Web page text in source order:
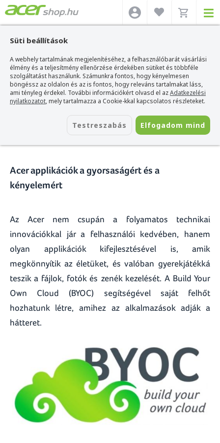
Süti beállítások
A webhely tartalmának megjelenítéséhez, a felhasználóbarát vásárlási
élmény és a teljesítmény ellenőrzése érdekében sütiket és többféle
szolgáltatást használunk. Számunkra fontos, hogy kényelmesen
böngéssz az oldalon és az is fontos, hogy releváns tartalmakat láss,
ami tényleg érdekel. További információkért olvasd el azAdatkezelési
nyilatkozatot, mely tartalmazza a Cookie-kkal kapcsolatos részleteket.
Testreszabás Elfogadom mind
Acer webshop>Hírek>Acer applikációk a gyorsaságért és a kényelemért
Acer applikációk a
gyorsaságért és a kényelemért
Acer applikációk a gyorsaságért és a
kényelemért
Az Acer nem csupán a folyamatos technikai
innovációkkal jár a felhasználói kedvében, hanem
olyan applikációk kifejlesztésével is, amik
megkönnyítik az életüket, és valóban gyerekjátékká
teszik a fájlok, fotók és zenék kezelését. A Build Your
Own Cloud (BYOC) segítségével saját felhőt
hozhatunk létre, amihez az alkalmazások adják a
hátteret.